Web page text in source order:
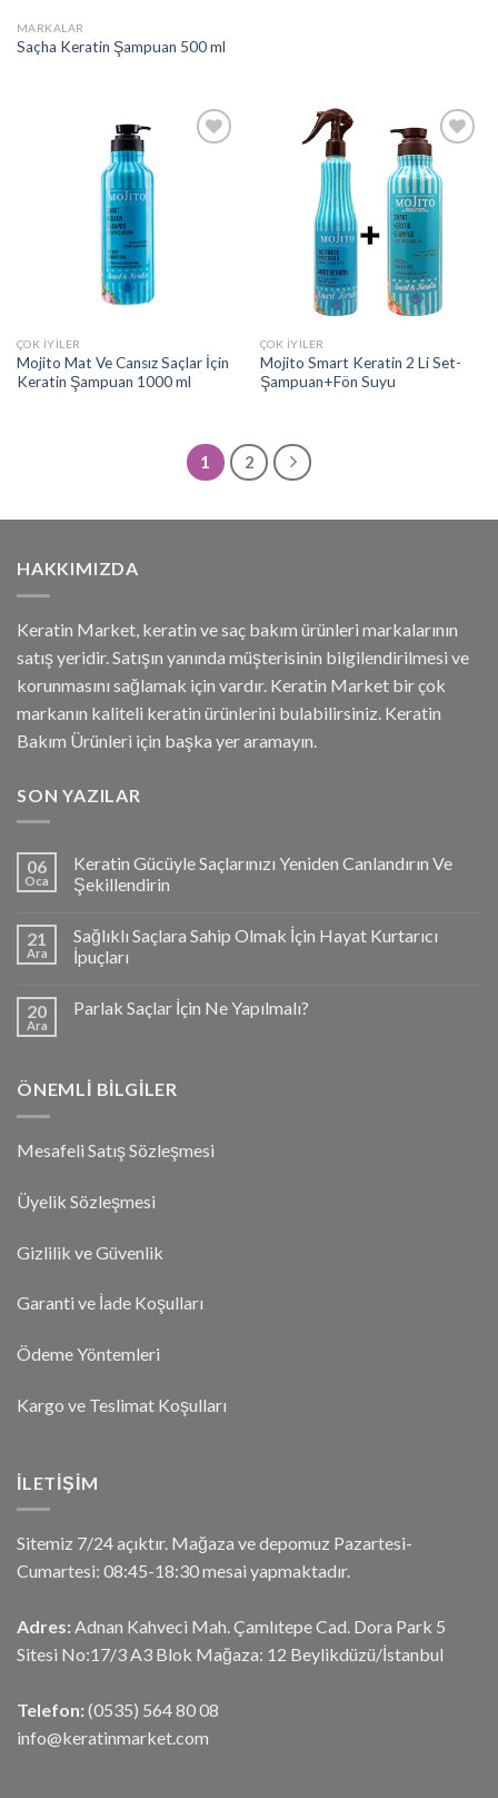
MARKALAR
Saçha Keratin Şampuan 500 ml
ÇOK İYILER
Mojito Mat Ve Cansız Saçlar İçin
Keratin Şampuan 1000 ml
Add to
wishlist
ÇOK İYILER
Mojito Smart Keratin 2 Li Set-
Şampuan+Fön Suyu
1 2
HAKKIMIZDA
Keratin Market, keratin ve saç bakım ürünleri markalarının
satış yeridir. Satışın yanında müşterisinin bilgilendirilmesi ve
korunmasını sağlamak için vardır. Keratin Market bir çok
markanın kaliteli keratin ürünlerini bulabilirsiniz. Keratin
Bakım Ürünleri için başka yer aramayın.
SON YAZILAR
06
Oca
Keratin Gücüyle Saçlarınızı Yeniden Canlandırın Ve
Şekillendirin
21
Ara
Sağlıklı Saçlara Sahip Olmak İçin Hayat Kurtarıcı
İpuçları
20
Ara
Parlak Saçlar İçin Ne Yapılmalı?
ÖNEMLI BILGILER
Mesafeli Satış Sözleşmesi
Üyelik Sözleşmesi
Gizlilik ve Güvenlik
Garanti ve İade Koşulları
Ödeme Yöntemleri
Kargo ve Teslimat Koşulları
İLETIŞIM
Sitemiz 7/24 açıktır. Mağaza ve depomuz Pazartesi-
Cumartesi: 08:45-18:30 mesai yapmaktadır.
Adres: Adnan Kahveci Mah. Çamlıtepe Cad. Dora Park 5
Sitesi No:17/3 A3 Blok Mağaza: 12 Beylikdüzü/İstanbul
Telefon: (0535) 564 80 08
info@keratinmarket.com